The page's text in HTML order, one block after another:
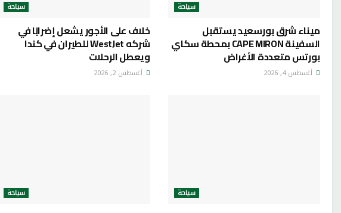
سياحة
ميناء شرق بورسعيد يستقبل
السفينة CAPE MIRON بمحطة سكاي
بورتس متعددة الأغراض
أغسطس 4, 2026
سياحة
خلاف على الأجور يشعل إضرابًا في
شركه WestJet للطيران في كندا
ويعطل الرحلات
أغسطس 2, 2026
سياحة سياحة